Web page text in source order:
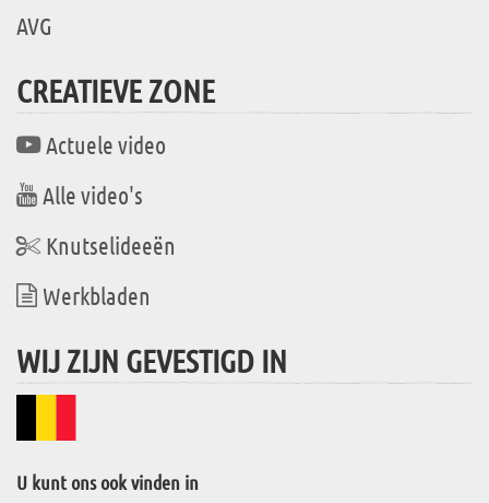
AVG
CREATIEVE ZONE
Actuele video
Alle video's
Knutselideeën
Werkbladen
WIJ ZIJN GEVESTIGD IN
U kunt ons ook vinden in